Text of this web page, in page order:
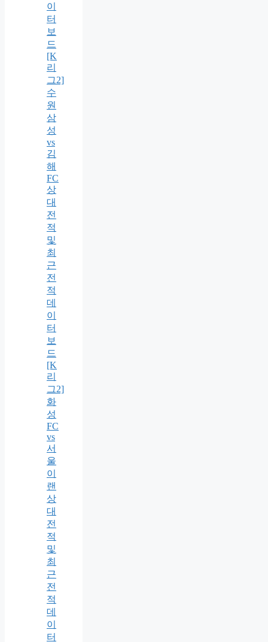
이
터
보
드
[K
리
그2]
수
원
삼
성
vs
김
해
FC
상
대
전
적
및
최
근
전
적
데
이
터
보
드
[K
리
그2]
화
성
FC
vs
서
울
이
랜
상
대
전
적
및
최
근
전
적
데
이
터